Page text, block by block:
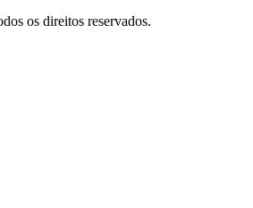
os direitos reservados.